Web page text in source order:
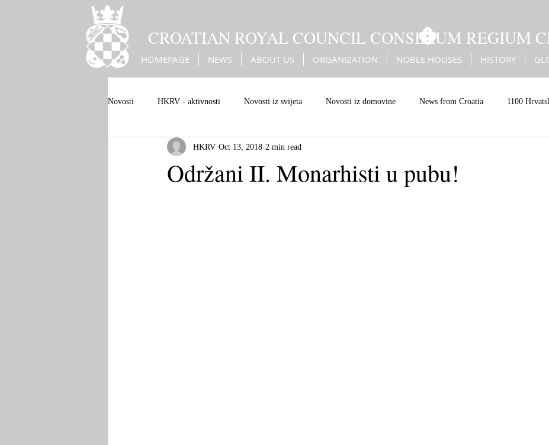
CROATIAN ROYAL COUNCIL CONSILIUM REGIUM
HOMEPAGE NEWS ABOUT US ORGANIZATION NOBLE HOUSES HISTORY
Novosti HKRV - aktivnosti Novosti iz svijeta Novosti iz domovine News from Croatia 1100
Bleiburg genocide Bleiburg Battle of Sisak
Održani II. Monarhisti u pubu!
HKRV Oct 13, 2018 2 min read